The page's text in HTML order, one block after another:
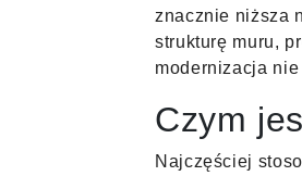
znacznie niższa
strukturę muru,
modernizacja
Czym
Najczęściej